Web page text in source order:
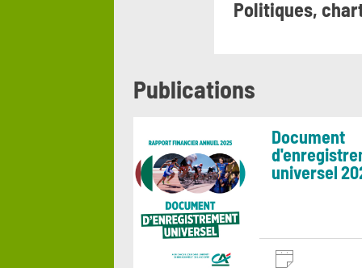
Politiques,
Publications
Document
universel